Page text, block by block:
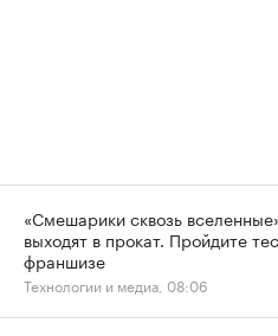
«Смешарики сквозь
выходят в прокат. Пройдите
франшизе
Технологии и медиа, 08:06